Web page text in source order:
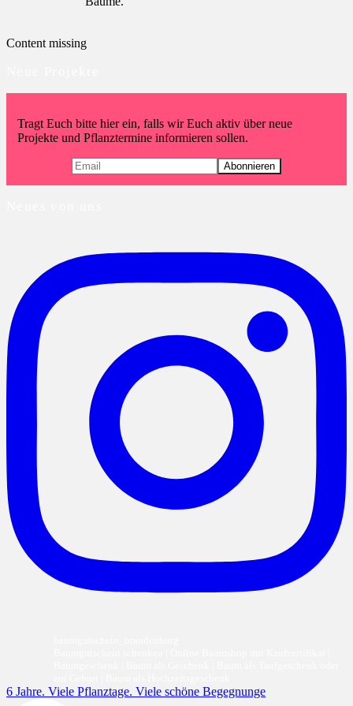
Content missing
Tragt Euch bitte hier ein, falls wir Euch aktiv über neue
Projekte und Pflanztermine informieren sollen.
6 Jahre. Viele Pflanztage. Viele schöne Begegnunge